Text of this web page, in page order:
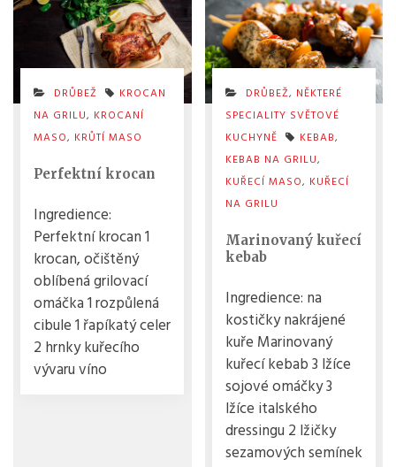
DRŮBEŽ
KROCAN
NA GRILU, KROCANÍ
MASO, KRŮTÍ MASO
Perfektní krocan
Ingredience:
Perfektní krocan 1
krocan, očištěný
oblíbená grilovací
omáčka 1 rozpůlená
cibule 1 řapíkatý celer
2 hrnky kuřecího
vývaru víno
DRŮBEŽ, NĚKTERÉ
SPECIALITY SVĚTOVÉ
KUCHYNĚ
KEBAB,
KEBAB NA GRILU,
KUŘECÍ MASO, KUŘECÍ
NA GRILU
Marinovaný kuřecí
kebab
Ingredience: na
kostičky nakrájené
kuře Marinovaný
kuřecí kebab 3 lžíce
sojové omáčky 3
lžíce italského
dressingu 2 lžičky
sezamových semínek